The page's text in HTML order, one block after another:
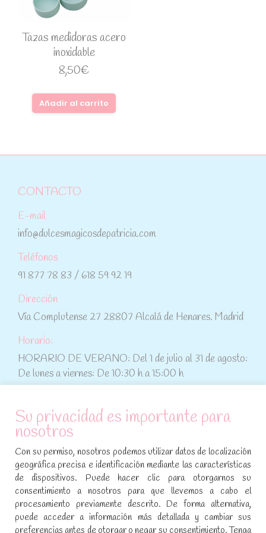
Tazas medidoras acero
inoxidable
8,50€
Añadir al carrito
CONTACTO
E-mail
info@dulcesmagicosdepatricia.com
Teléfonos
91 877 78 83 / 618 59 92 19
Dirección
Vía Complutense 27 28807 Alcalá de Henares. Madrid
Horario:
HORARIO DE VERANO: Del 1 de julio al 31 de agosto:
De lunes a viernes: De 10:30 h a 15:00 h
ATENCIÓN AL CLIENTE
Condiciones de compra
Aviso legal y política de privacidad
Política de cookies
SÍGUENOS EN REDES SOCIALES
Su privacidad es importante para
nosotros
Con su permiso, nosotros podemos utilizar datos de localización
geográfica precisa e identificación mediante las características
de dispositivos. Puede hacer clic para otorgarnos su
consentimiento a nosotros para que llevemos a cabo el
procesamiento previamente descrito. De forma alternativa,
puede acceder a información más detallada y cambiar sus
preferencias antes de otorgar o negar su consentimiento. Tenga